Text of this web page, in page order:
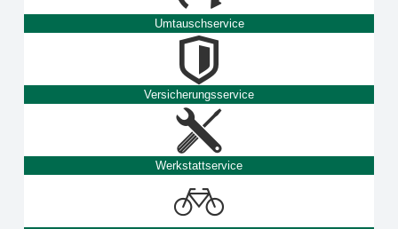
Umtauschservice
Versicherungsservice
Werkstattservice